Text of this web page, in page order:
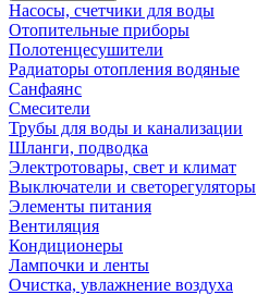
Насосы, счетчики для воды
Отопительные приборы
Полотенцесушители
Радиаторы отопления водяные
Санфаянс
Смесители
Трубы для воды и канализации
Шланги, подводка
Электротовары, свет и климат
Выключатели и светорегуляторы
Элементы питания
Вентиляция
Кондиционеры
Лампочки и ленты
Очистка, увлажнение воздуха